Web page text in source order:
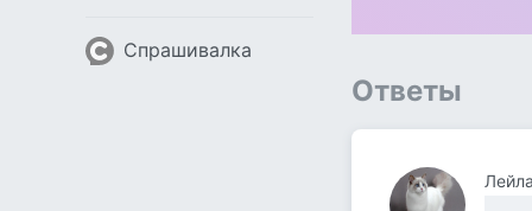
Спрашивалка
Ответы